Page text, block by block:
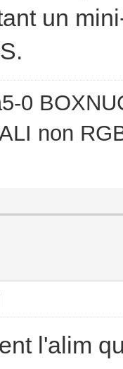
un
0
non
l'alim